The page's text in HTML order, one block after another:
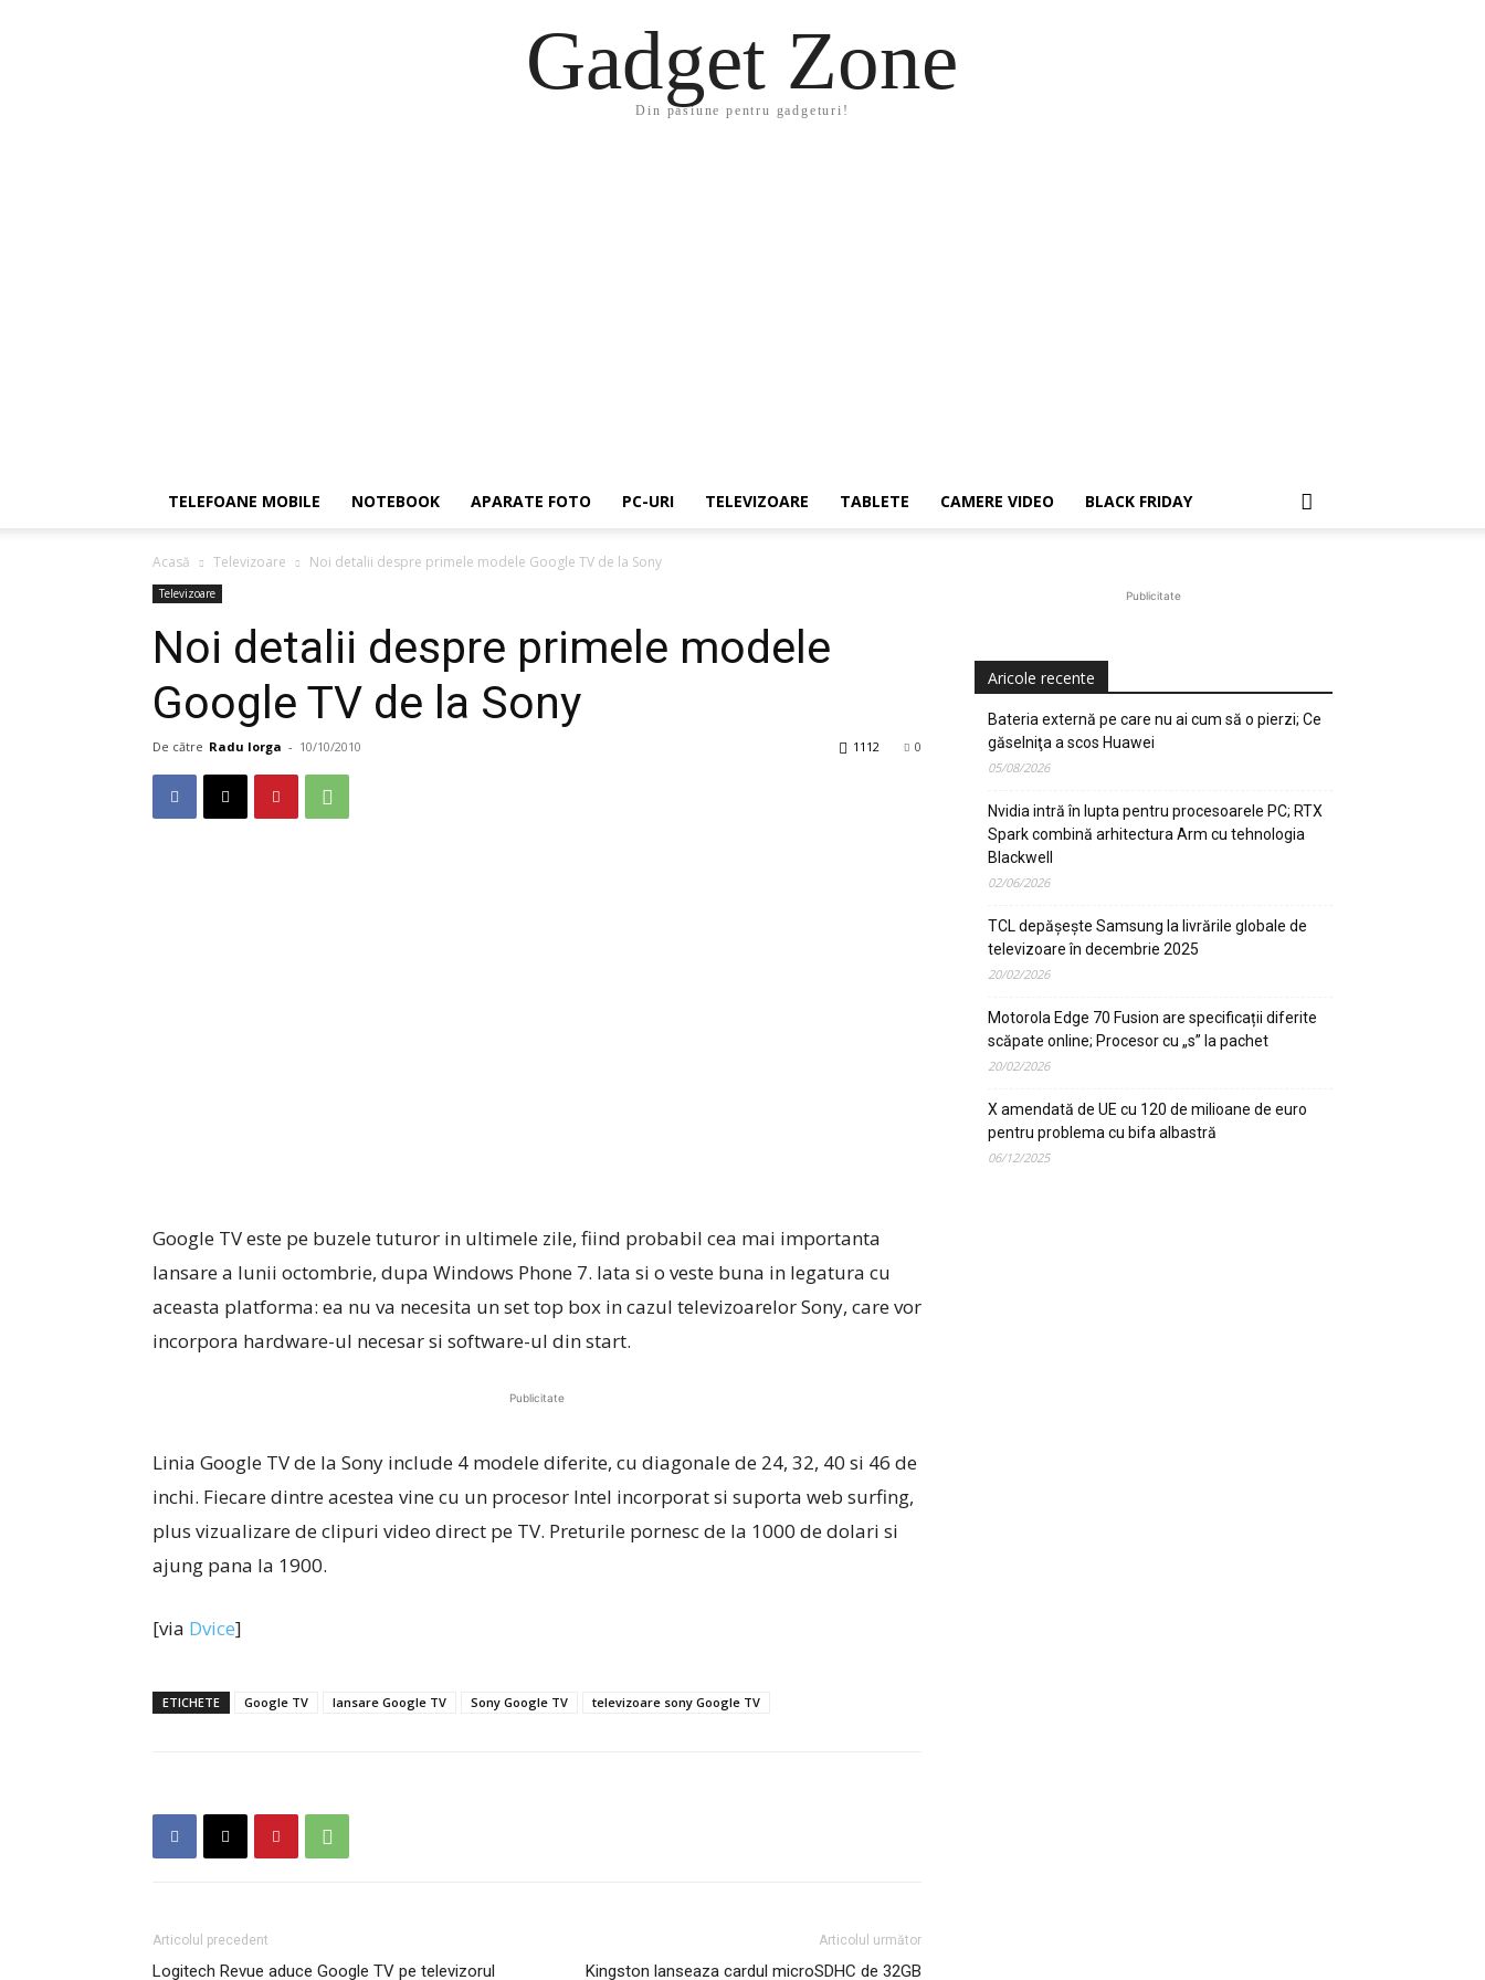
Gadget Zone
Din pasiune pentru gadgeturi!
TELEFOANE MOBILE NOTEBOOK APARATE FOTO PC-URI TELEVIZOARE TABLETE CAMERE VIDEO BLACK FRIDAY
Acasă Televizoare Noi detalii despre primele modele Google TV de la Sony
Televizoare
Noi detalii despre primele modele
Google TV de la Sony
De către Radu Iorga - 10/10/2010 0
1112
Google TV este pe buzele tuturor in ultimele zile, fiind probabil cea mai importanta
lansare a lunii octombrie, dupa Windows Phone 7. Iata si o veste buna in legatura cu
aceasta platforma: ea nu va necesita un set top box in cazul televizoarelor Sony, care vor
incorpora hardware-ul necesar si software-ul din start.
Publicitate
Linia Google TV de la Sony include 4 modele diferite, cu diagonale de 24, 32, 40 si 46 de
inchi. Fiecare dintre acestea vine cu un procesor Intel incorporat si suporta web surfing,
plus vizualizare de clipuri video direct pe TV. Preturile pornesc de la 1000 de dolari si
ajung pana la 1900.
[via Dvice]
ETICHETE Google TV lansare Google TV Sony Google TV televizoare sony Google TV
Articolul precedent
Logitech Revue aduce Google TV pe televizorul
Articolul următor
Kingston lanseaza cardul microSDHC de 32GB
Publicitate
Aricole recente
Bateria externă pe care nu ai cum să o pierzi; Ce
găselniţa a scos Huawei
05/08/2026
Nvidia intră în lupta pentru procesoarele PC; RTX
Spark combină arhitectura Arm cu tehnologia
Blackwell
02/06/2026
TCL depășește Samsung la livrările globale de
televizoare în decembrie 2025
20/02/2026
Motorola Edge 70 Fusion are specificații diferite
scăpate online; Procesor cu „s” la pachet
20/02/2026
X amendată de UE cu 120 de milioane de euro
pentru problema cu bifa albastră
06/12/2025